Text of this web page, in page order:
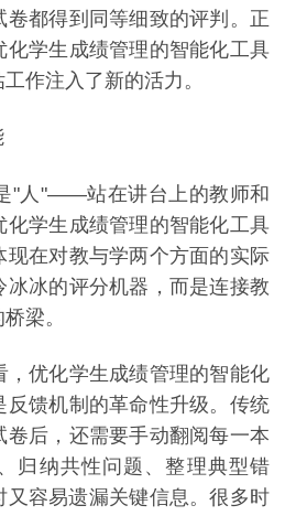
都得到同等细致的评判。正
化学生成绩管理的智能化工具
作注入了新的活力。
人"——站在讲台上的教师和
化学生成绩管理的智能化工具
现在对教与学两个方面的实际
冰的评分机器，而是连接教
梁。
优化学生成绩管理的智能化
反馈机制的革命性升级。传统
后，还需要手动翻阅每一本
归纳共性问题、整理典型错
容易遗漏关键信息。很多时